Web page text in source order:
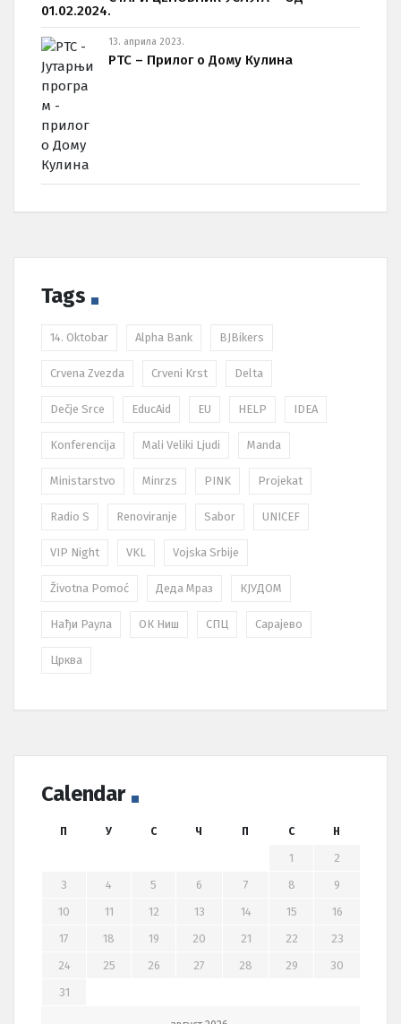
01.02.2024.
13. априла 2023.
РТС – Прилог о Дому Кулина
Tags
14. Oktobar Alpha Bank BJBikers
Crvena Zvezda Crveni Krst Delta
Dečje Srce EducAid EU HELP IDEA
Konferencija Mali Veliki Ljudi Manda
Ministarstvo Minrzs PINK Projekat
Radio S Renoviranje Sabor UNICEF
VIP Night VKL Vojska Srbije
Životna Pomoć Деда Мраз КЈУДОМ
Нађи Раула ОК Ниш СПЦ Сарајево
Црква
Calendar
П У С Ч П С Н
1
2
3
4 5 6 7 8
9
10
11 12 13 14 15
16
17
18 19 20 21 22
23
24
25 26 27 28 29
30
31